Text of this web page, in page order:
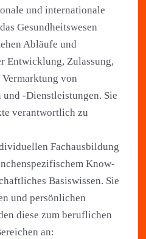
und internationale
Gesundheitswesen
Abläufe und
Entwicklung, Zulassung,
von
-Dienstleistungen. Sie
verantwortlich zu
Fachausbildung
Know-
Basiswissen. Sie
und persönlichen
diese zum beruflichen
an: